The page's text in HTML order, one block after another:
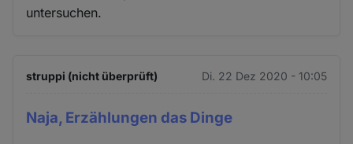
untersuchen.
struppi (nicht überprüft) Di. 22 Dez 2020 - 10:05
Naja, Erzählungen das Dinge